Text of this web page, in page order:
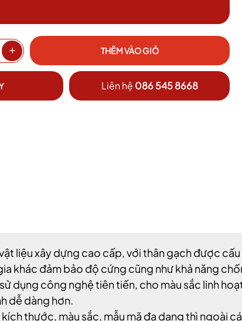
THÊM VÀO GIỎ
Liên hệ 086 545 8668
liệu xây dựng cao cấp, với thân gạch được
khác đảm bảo độ cứng cũng như khả năng
dụng công nghệ tiên tiến, cho màu sắc linh
dễ dàng hơn.
thước, màu sắc, mẫu mã đa dạng thì ngoài